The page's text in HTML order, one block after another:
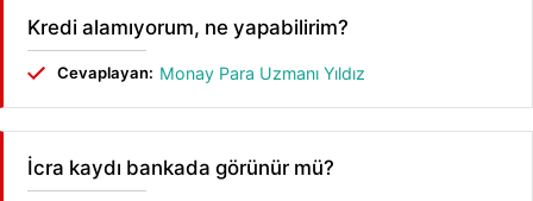
Kredi alamıyorum, ne yapabilirim?
Cevaplayan: Monay Para Uzmanı Yıldız
İcra kaydı bankada görünür mü?